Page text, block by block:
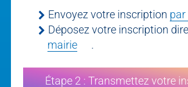
Envoyez votre inscription par
Déposez votre inscription
mairie
.
Étape 2 : Transmettez votre